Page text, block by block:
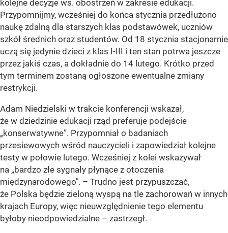
kolejne decyzje ws. obostrzeń w zakresie edukacji.
Przypomnijmy, wcześniej do końca stycznia przedłużono
naukę zdalną dla starszych klas podstawówek, uczniów
szkół średnich oraz studentów. Od 18 stycznia stacjonarnie
uczą się jedynie dzieci z klas I-III i ten stan potrwa jeszcze
przez jakiś czas, a dokładnie do 14 lutego. Krótko przed
tym terminem zostaną ogłoszone ewentualne zmiany
restrykcji.
Adam Niedzielski w trakcie konferencji wskazał,
że w dziedzinie edukacji rząd preferuje podejście
„konserwatywne”. Przypomniał o badaniach
przesiewowych wśród nauczycieli i zapowiedział kolejne
testy w połowie lutego. Wcześniej z kolei wskazywał
na „bardzo złe sygnały płynące z otoczenia
międzynarodowego". – Trudno jest przypuszczać,
że Polska będzie zieloną wyspą na tle zachorowań w innych
krajach Europy, więc nieuwzględnienie tego elementu
byłoby nieodpowiedzialne – zastrzegł.